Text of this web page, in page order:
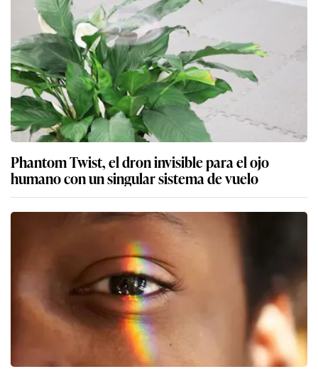
Phantom Twist, el dron invisible para el ojo
humano con un singular sistema de vuelo